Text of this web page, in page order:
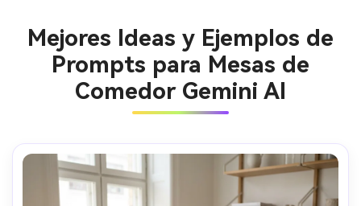
Mejores Ideas y Ejemplos de
Prompts para Mesas de
Comedor Gemini AI